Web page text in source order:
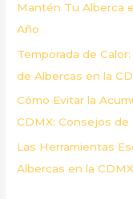
Mantén Tu Alberca
Año
Temporada de
de Albercas en la
Cómo Evitar la
CDMX: Consejos de
Las Herramientas
Albercas en la CDMX